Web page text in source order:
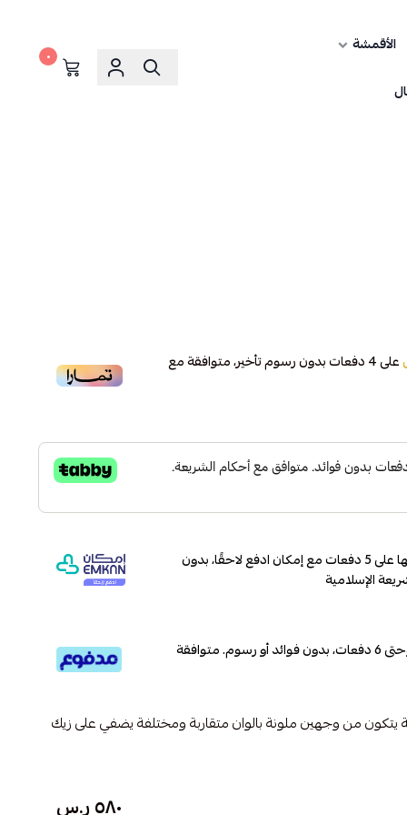
الأقمشة
٠
على4دفعات بدون رسوم تأخير، متوافقة مع
وقسّمها على 5 دفعات مع إمكان ادفع لاحقًا، بدون
الإسلامية
قسم دفعاتك بطريقة ميسرة إلى 4 وحتى 6 دفعات، بدون فوائد أو رسوم. متوافقة
من وجهين ملونة بالوان متقاربة ومختلفة يضفي على زيك
٥٨٠ ر.س